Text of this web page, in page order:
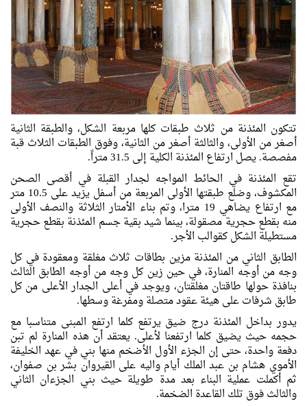
تتكون المئذنة من ثلاث طبقات كلها مربعة الشكل، والطبقة الثانية
أصغر من الأولى، والثالثة أصغر من الثانية، وفوق الطبقات الثلاث قبة
مفصصة. يصل ارتفاع المئذنة الكلية إلى 31.5 متراً.
تقع المئذنة في الحائط المواجه لجدار القبلة في أقصى الصحن
المكشوف، وضلع طبقتها الأولى المربعة من أسفل يزيد على 10.5 متر
مع ارتفاع يضاهي 19 مترا، وتم بناء الأمتار الثلاثة والنصف الأولى
منه بقطع حجرية مصقولة، بينما شيد بقية جسم المئذنة بقطع حجرية
مستطيلة الشكل كقوالب الأجر.
الطابق الثاني من المئذنة مزين بطاقات ثلاث مغلقة ومعقودة في كل
وجه من أوجه المنارة، في حين زين كل وجه من أوجه الطابق الثالث
بنافذة حولها طاقتان مغلقتان، ويوجد في أعلى الجدار الأعلى من كل
طابق شرفات على هيئة عقود متصلة ومفرغة وسطها.
يدور بداخل المئذنة درج ضيق يرتفع كلما ارتفع المبنى متناسبا مع
حجمه حيث يضيق كلما ارتفعنا لأعلى. يعتقد أن هذه المنارة لم تبن
دفعة واحدة، حتى إن الجزء الأول الأضخم منها بني في عهد الخليفة
الأموي هشام بن عبد الملك أيام واليه على القيروان بشر بن صفوان،
ثم أكملت عملية البناء بعد مدة طويلة حيث بني الجزءان الثاني
والثالث فوق تلك القاعدة الضخمة.